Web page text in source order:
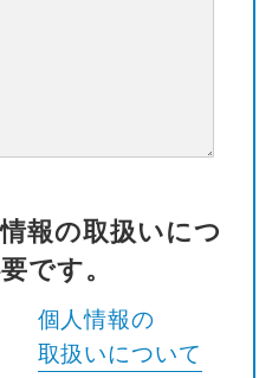
報の取扱いにつ
です。
個人情報の
取扱いについて